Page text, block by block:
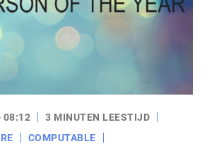
08:12
3 MINUTEN LEESTIJD
COMPUTABLE